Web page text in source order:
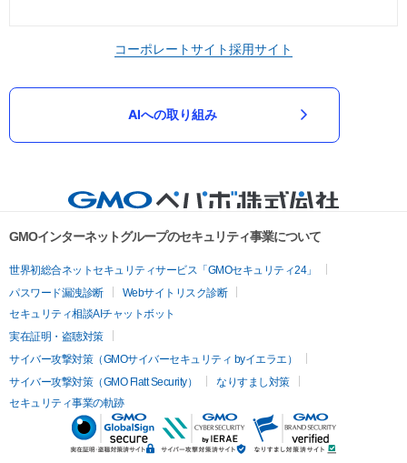
コーポレートサイト採用サイト
AIへの取り組み
GMOインターネットグループのセキュリティ事業について
世界初総合ネットセキュリティサービス「GMOセキュリティ24」
パスワード漏洩診断
Webサイトリスク診断
セキュリティ相談AIチャットボット
実在証明・盗聴対策
サイバー攻撃対策（GMOサイバーセキュリティ byイエラエ）
サイバー攻撃対策（GMO Flatt Security）
なりすまし対策
セキュリティ事業の軌跡